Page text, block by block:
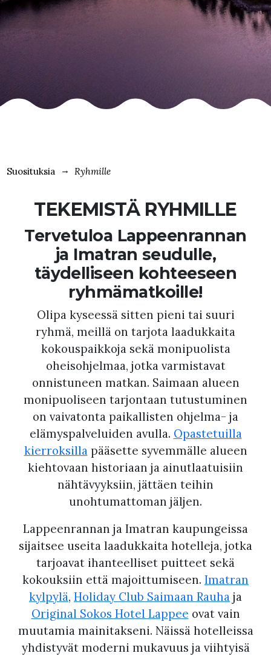
Suosituksia Ryhmille
TEKEMISTÄ RYHMILLE
Tervetuloa Lappeenrannan
ja Imatran seudulle,
täydelliseen kohteeseen
ryhmämatkoille!
Olipa kyseessä sitten pieni tai suuri
ryhmä, meillä on tarjota laadukkaita
kokouspaikkoja sekä monipuolista
oheisohjelmaa, jotka varmistavat
onnistuneen matkan. Saimaan alueen
monipuoliseen tarjontaan tutustuminen
on vaivatonta paikallisten ohjelma- ja
elämyspalveluiden avulla. Opastetuilla
kierroksillapääsette syvemmälle alueen
kiehtovaan historiaan ja ainutlaatuisiin
nähtävyyksiin, jättäen teihin
unohtumattoman jäljen.
Lappeenrannan ja Imatran kaupungeissa
sijaitsee useita laadukkaita hotelleja, jotka
tarjoavat ihanteelliset puitteet sekä
kokouksiin että majoittumiseen. Imatran
kylpylä, Holiday Club Saimaan Rauha ja
Original Sokos Hotel Lappee ovat vain
muutamia mainitakseni. Näissä hotelleissa
yhdistyvät moderni mukavuus ja viihtyisä